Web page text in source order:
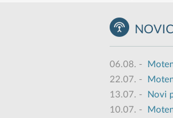
06.08. -
22.07. -
13.07. -
Novi
10.07. -